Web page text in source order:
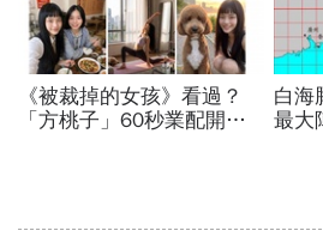
《被裁掉的女孩》看過？
「方桃子」60秒業配開價
白海
最大
最